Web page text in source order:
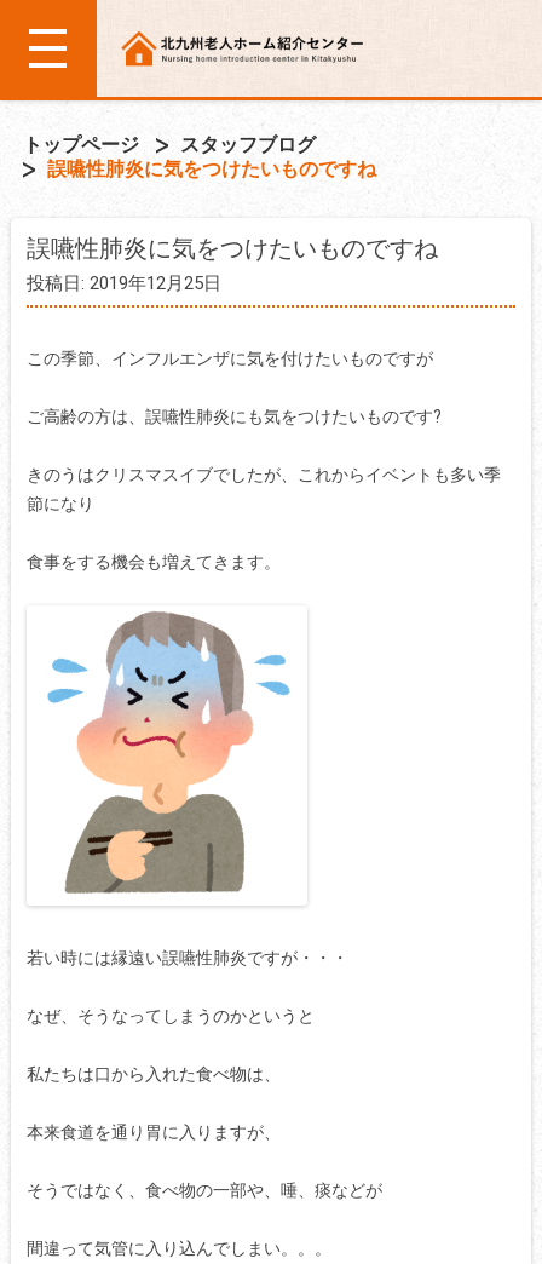
トップページ
スタッフブログ
誤嚥性肺炎に気をつけたいものですね
誤嚥性肺炎に気をつけたいものですね
投稿日: 2019年12月25日
この季節、インフルエンザに気を付けたいものですが
ご高齢の方は、誤嚥性肺炎にも気をつけたいものです?
きのうはクリスマスイブでしたが、これからイベントも多い季
節になり
食事をする機会も増えてきます。
若い時には縁遠い誤嚥性肺炎ですが・・・
なぜ、そうなってしまうのかというと
私たちは口から入れた食べ物は、
本来食道を通り胃に入りますが、
そうではなく、食べ物の一部や、唾、痰などが
間違って気管に入り込んでしまい。。。